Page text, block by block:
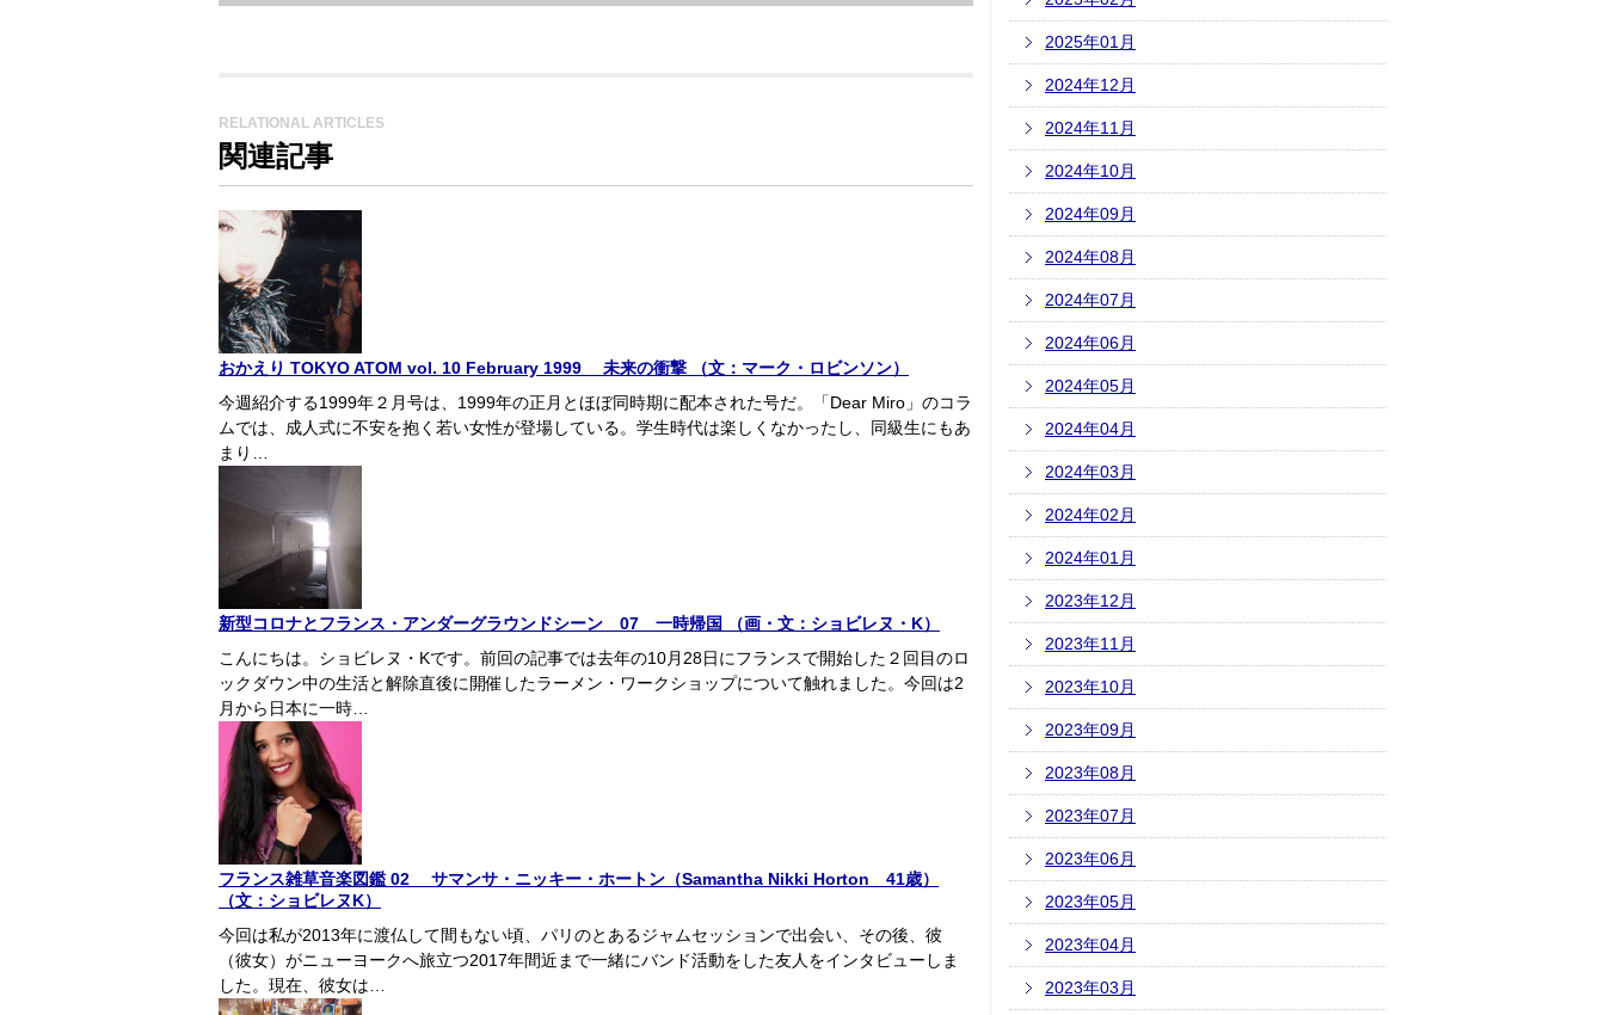
RELATIONAL ARTICLES
関連記事
おかえり TOKYO ATOM vol. 10 February 1999 未来の衝撃 （文：マーク・ロビンソン）
今週紹介する1999年２月号は、1999年の正月とほぼ同時期に配本された号だ。「Dear Miro」のコラ
ムでは、成人式に不安を抱く若い女性が登場している。学生時代は楽しくなかったし、同級生にもあ
まり…
新型コロナとフランス・アンダーグラウンドシーン 07 一時帰国 （画・文：ショビレヌ・K）
こんにちは。ショビレヌ・Kです。前回の記事では去年の10月28日にフランスで開始した２回目のロ
ックダウン中の生活と解除直後に開催したラーメン・ワークショップについて触れました。今回は2
月から日本に一時…
フランス雑草音楽図鑑 02 サマンサ・ニッキー・ホートン（Samantha Nikki Horton 41歳）
（文：ショビレヌK）
今回は私が2013年に渡仏して間もない頃、パリのとあるジャムセッションで出会い、その後、彼
（彼女）がニューヨークへ旅立つ2017年間近まで一緒にバンド活動をした友人をインタビューしま
した。現在、彼女は…
2025年01月
2024年12月
2024年11月
2024年10月
2024年09月
2024年08月
2024年07月
2024年06月
2024年05月
2024年04月
2024年03月
2024年02月
2024年01月
2023年12月
2023年11月
2023年10月
2023年09月
2023年08月
2023年07月
2023年06月
2023年05月
2023年04月
2023年03月